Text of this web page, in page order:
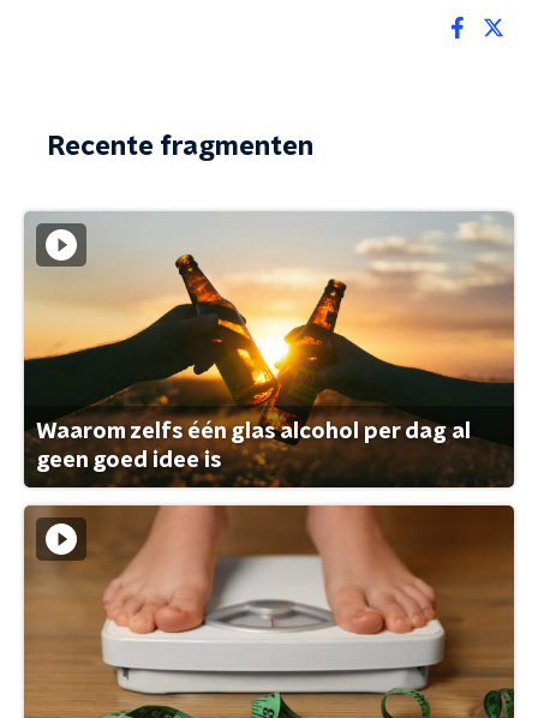
Recente fragmenten
Waarom zelfs één glas alcohol per dag al
geen goed idee is